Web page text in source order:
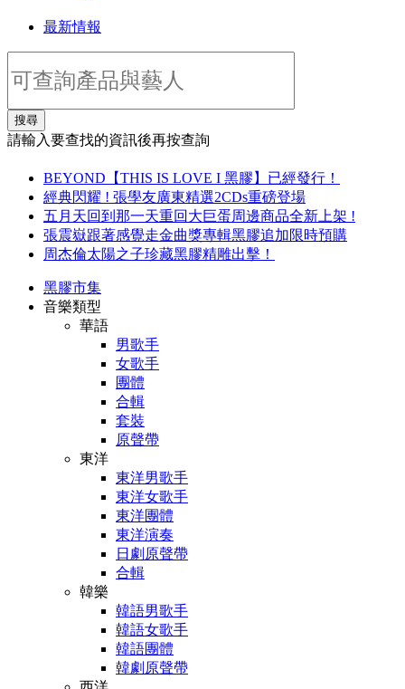
最新情報
搜尋
請輸入要查找的資訊後再按查詢
BEYOND【THIS IS LOVE I 黑膠】已經發行！
經典閃耀 ! 張學友廣東精選2CDs重磅登場
五月天回到那一天重回大巨蛋周邊商品全新上架 !
張震嶽跟著感覺走金曲獎專輯黑膠追加限時預購
周杰倫太陽之子珍藏黑膠精雕出擊！
黑膠市集
音樂類型
華語
男歌手
女歌手
團體
合輯
套裝
原聲帶
東洋
東洋男歌手
東洋女歌手
東洋團體
東洋演奏
日劇原聲帶
合輯
韓樂
韓語男歌手
韓語女歌手
韓語團體
韓劇原聲帶